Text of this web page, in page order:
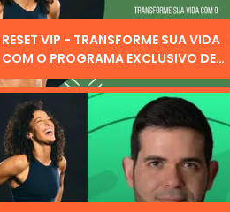
RESET VIP - TRANSFORME SUA VIDA
COM O PROGRAMA EXCLUSIVO DE
IGOR CALEB